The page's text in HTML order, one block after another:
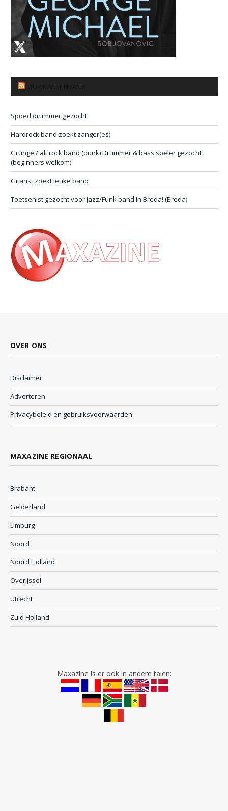
Spoed drummer gezocht
Hardrock band zoekt zanger(es)
Grunge / alt rock band (punk) Drummer & bass speler gezocht
(beginners welkom)
Gitarist zoekt leuke band
Toetsenist gezocht voor Jazz/Funk band in Breda! (Breda)
OVER ONS
Disclaimer
Adverteren
Privacybeleid en gebruiksvoorwaarden
MAXAZINE REGIONAAL
Brabant
Gelderland
Limburg
Noord
Noord Holland
Overijssel
Utrecht
Zuid Holland
Maxazine is er ook in andere talen: